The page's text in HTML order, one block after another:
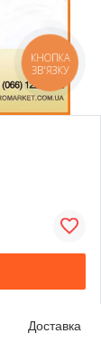
Доставка
КНОПКА
ЗВ'ЯЗКУ